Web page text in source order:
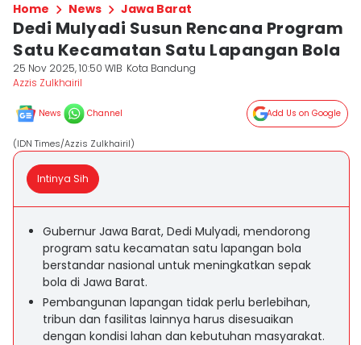
Home News Jawa Barat
Dedi Mulyadi Susun Rencana Program
Satu Kecamatan Satu Lapangan Bola
25 Nov 2025, 10:50 WIB Kota Bandung
Azzis Zulkhairil
News Channel Add Us on Google
(IDN Times/Azzis Zulkhairil)
Intinya Sih
Gubernur Jawa Barat, Dedi Mulyadi, mendorong
program satu kecamatan satu lapangan bola
berstandar nasional untuk meningkatkan sepak
bola di Jawa Barat.
Pembangunan lapangan tidak perlu berlebihan,
tribun dan fasilitas lainnya harus disesuaikan
dengan kondisi lahan dan kebutuhan masyarakat.